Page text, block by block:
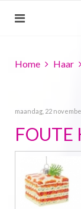
Home Haar
maandag, 22
FOUTE